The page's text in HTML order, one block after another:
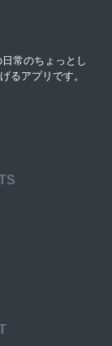
常のちょっとし
るアプリです。